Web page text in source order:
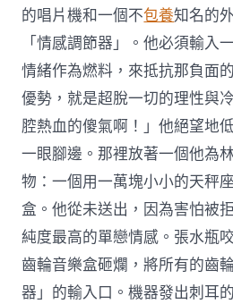
的唱片機和一個不包養知名的
「情感調節器」。他必須輸入
情緒作為燃料，來抵抗那負面
優勢，就是超脫一切的理性與
腔熱血的傻氣啊！」他絕望地
一眼腳邊。那裡放著一個他為
物：一個用一萬塊小小的天秤
盒。他從未送出，因為害怕被
純度最高的單戀情感。張水瓶
齒輪音樂盒砸爛，將所有的齒
器」的輸入口。機器發出刺耳